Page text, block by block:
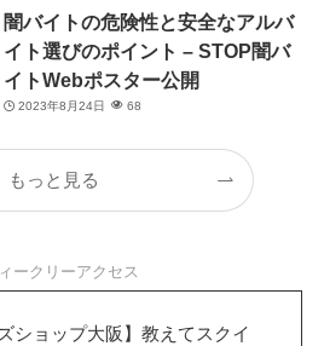
闇バイトの危険性と安全なアルバ
イト選びのポイント – STOP闇バ
イトWebポスター公開
2023年8月24日 68
もっと見る
ークリーアクセス
ショップ大阪】教えてスクイ